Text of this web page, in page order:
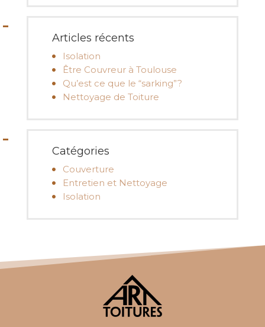
Articles récents
Isolation
Être Couvreur à Toulouse
Qu’est ce que le “sarking”?
Nettoyage de Toiture
Catégories
Couverture
Entretien et Nettoyage
Isolation